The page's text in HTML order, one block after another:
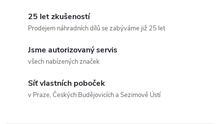
25 let zkušeností
Prodejem náhradních dílů se zabýváme již 25 let
Jsme autorizovaný servis
všech nabízených značek
Síť vlastních poboček
v Praze, Českých Budějovicích a Sezimově Ústí